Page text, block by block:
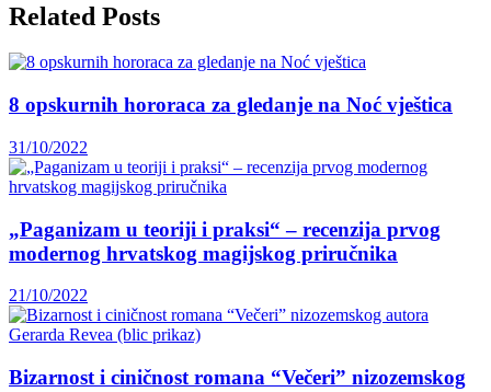
Related Posts
8 opskurnih hororaca za gledanje na Noć vještica
31/10/2022
„Paganizam u teoriji i praksi“ – recenzija prvog
modernog hrvatskog magijskog priručnika
21/10/2022
Bizarnost i ciničnost romana “Večeri” nizozemskog